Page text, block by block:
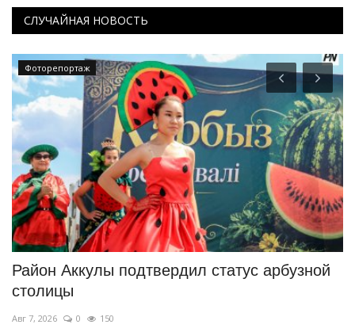
СЛУЧАЙНАЯ НОВОСТЬ
Фоторепортаж
Район Аккулы подтвердил статус арбузной
столицы
Авг 7, 2026 0 150